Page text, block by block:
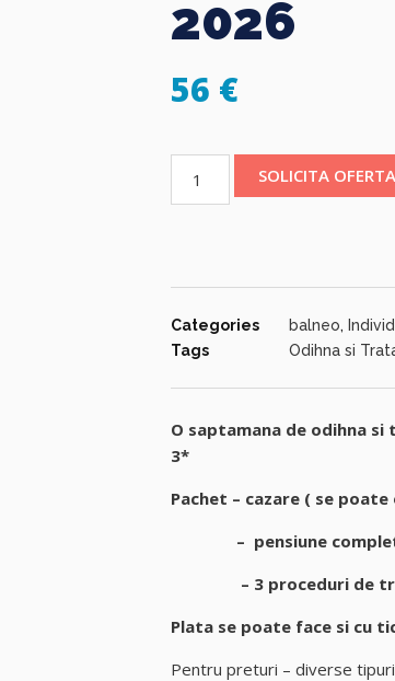
2026
56 €
SOLICITA OFERTA
Categories balneo,
Tags
Odihna si
O saptamana de odihna
3*
Pachet – cazare ( se
– pensiune
– 3 proceduri de
Plata se poate face si cu
Pentru preturi – diverse